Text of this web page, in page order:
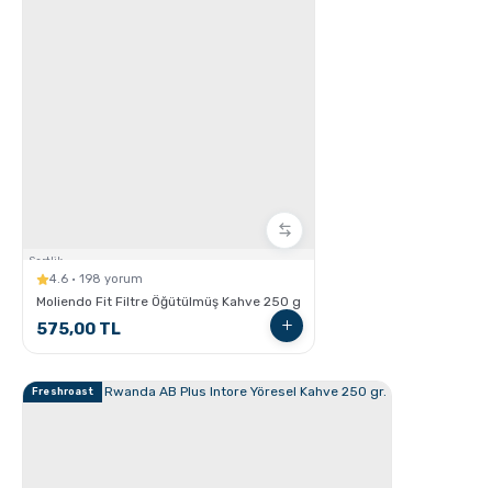
Sertlik:
4.6 · 198 yorum
Moliendo Fit Filtre Öğütülmüş Kahve 250 g
575,00 TL
Freshroast